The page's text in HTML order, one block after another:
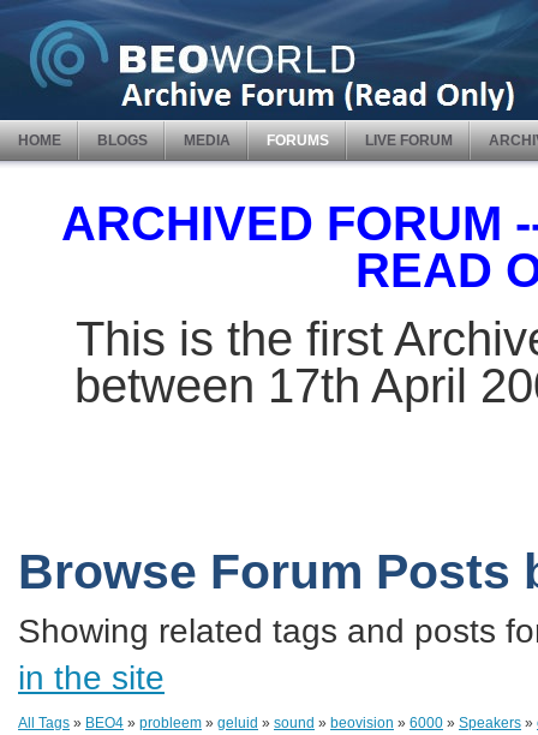
HOME BLOGS MEDIA FORUMS LIVE FORUM
ARCHIVED FORUM
READ
This is the first
between 17th April
Browse Forum Posts
Showing related tags and posts
in the site
All Tags » BEO4 » probleem » geluid » sound » beovision » 6000 » Speakers »